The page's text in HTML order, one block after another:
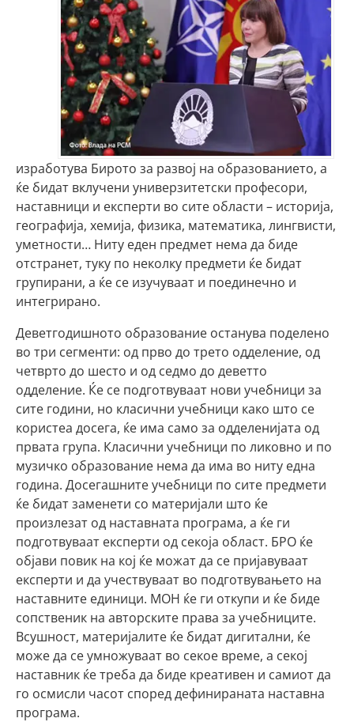
изработува Бирото за развој на образованието, а
ќе бидат вклучени универзитетски професори,
наставници и експерти во сите области – историја,
географија, хемија, физика, математика, лингвисти,
уметности… Ниту еден предмет нема да биде
отстранет, туку по неколку предмети ќе бидат
групирани, а ќе се изучуваат и поединечно и
интегрирано.
Деветгодишното образование останува поделено
во три сегменти: од прво до трето одделение, од
четврто до шесто и од седмо до деветто
одделение. Ќе се подготвуваат нови учебници за
сите години, но класични учебници како што се
користеа досега, ќе има само за одделенијата од
првата група. Класични учебници по ликовно и по
музичко образование нема да има во ниту една
година. Досегашните учебници по сите предмети
ќе бидат заменети со материјали што ќе
произлезат од наставната програма, а ќе ги
подготвуваат експерти од секоја област. БРО ќе
објави повик на кој ќе можат да се пријавуваат
експерти и да учествуваат во подготвувањето на
наставните единици. МОН ќе ги откупи и ќе биде
сопственик на авторските права за учебниците.
Всушност, материјалите ќе бидат дигитални, ќе
може да се умножуваат во секое време, а секој
наставник ќе треба да биде креативен и самиот да
го осмисли часот според дефинираната наставна
програма.